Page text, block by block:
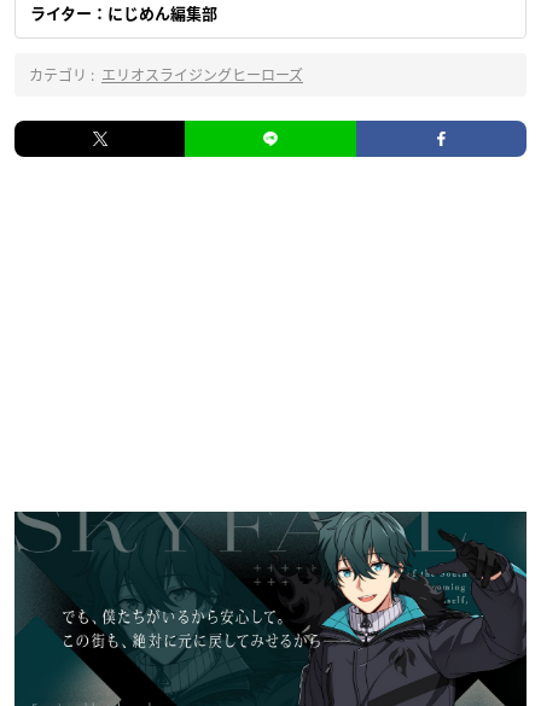
ライター：にじめん編集部
カテゴリ : エリオスライジングヒーローズ